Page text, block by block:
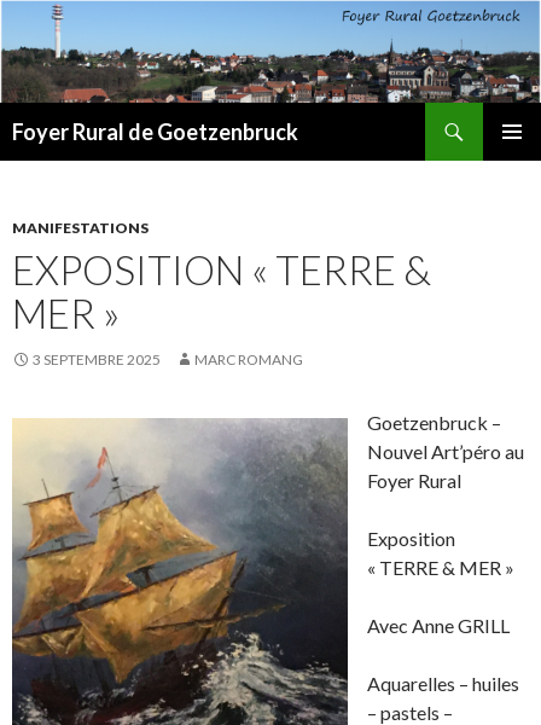
Foyer Rural de Goetzenbruck
MANIFESTATIONS
EXPOSITION « TERRE &
MER »
3 SEPTEMBRE 2025 MARC ROMANG
Goetzenbruck –
Nouvel Art’péro au
Foyer Rural
Exposition
« TERRE & MER »
Avec Anne GRILL
Aquarelles – huiles
– pastels –